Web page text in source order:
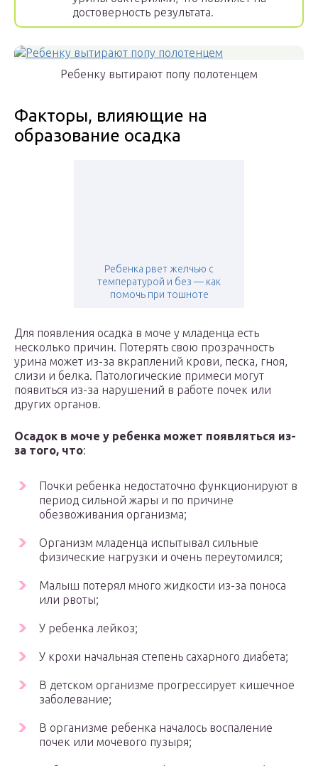
достоверность результата.
Ребенку вытирают попу полотенцем
Факторы, влияющие на
образование осадка
Ребенка рвет желчью с
температурой и без — как
помочь при тошноте
Для появления осадка в моче у младенца есть
несколько причин. Потерять свою прозрачность
урина может из-за вкраплений крови, песка, гноя,
слизи и белка. Патологические примеси могут
появиться из-за нарушений в работе почек или
других органов.
Осадок в моче у ребенка может появляться из-
за того, что:
Почки ребенка недостаточно функционируют в
период сильной жары и по причине
обезвоживания организма;
Организм младенца испытывал сильные
физические нагрузки и очень переутомился;
Малыш потерял много жидкости из-за поноса
или рвоты;
У ребенка лейкоз;
У крохи начальная степень сахарного диабета;
В детском организме прогрессирует кишечное
заболевание;
В организме ребенка началось воспаление
почек или мочевого пузыря;